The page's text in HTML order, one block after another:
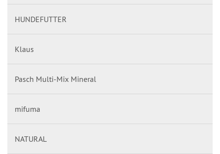
HUNDEFUTTER
Klaus
Pasch Multi-Mix Mineral
mifuma
NATURAL